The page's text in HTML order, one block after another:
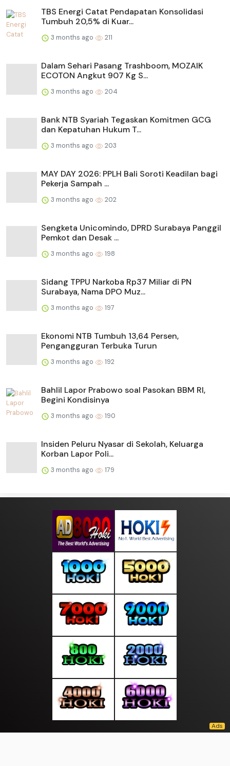
TBS Energi Catat Pendapatan Konsolidasi
Tumbuh 20,5% di Kuar...
3 months ago 211
Dalam Sehari Pasang Trashboom, MOZAIK
ECOTON Angkut 907 Kg S...
3 months ago 204
Bank NTB Syariah Tegaskan Komitmen GCG
dan Kepatuhan Hukum T...
3 months ago 203
MAY DAY 2026: PPLH Bali Soroti Keadilan bagi
Pekerja Sampah ...
3 months ago 202
Sengketa Unicomindo, DPRD Surabaya Panggil
Pemkot dan Desak ...
3 months ago 198
Sidang TPPU Narkoba Rp37 Miliar di PN
Surabaya, Nama DPO Muz...
3 months ago 197
Ekonomi NTB Tumbuh 13,64 Persen,
Pengangguran Terbuka Turun
3 months ago 192
Bahlil Lapor Prabowo soal Pasokan BBM RI,
Begini Kondisinya
3 months ago 190
Insiden Peluru Nyasar di Sekolah, Keluarga
Korban Lapor Poli...
3 months ago 179